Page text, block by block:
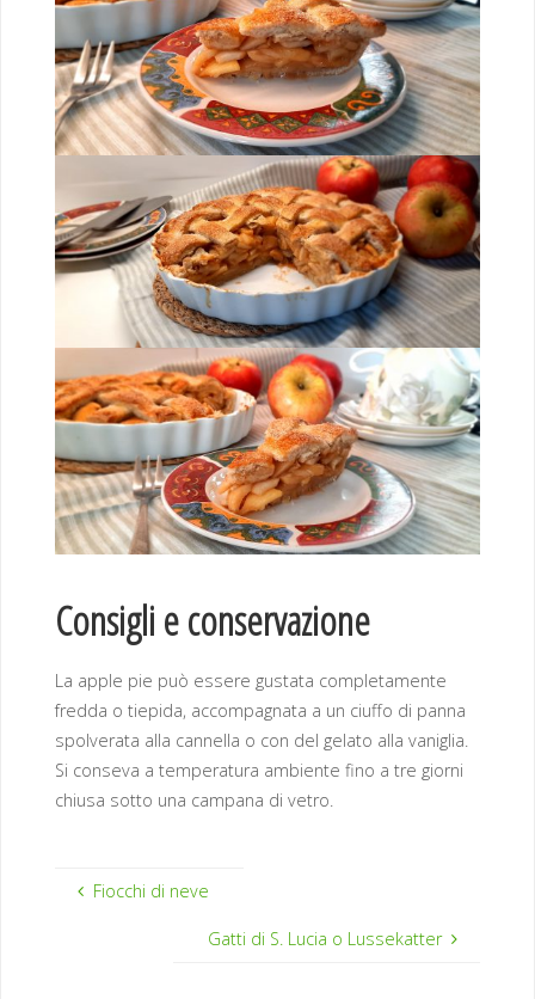
Consigli e conservazione
La apple pie può essere gustata completamente
fredda o tiepida, accompagnata a un ciuffo di panna
spolverata alla cannella o con del gelato alla vaniglia.
Si conseva a temperatura ambiente fino a tre giorni
chiusa sotto una campana di vetro.
Fiocchi di neve
Gatti di S. Lucia o Lussekatter